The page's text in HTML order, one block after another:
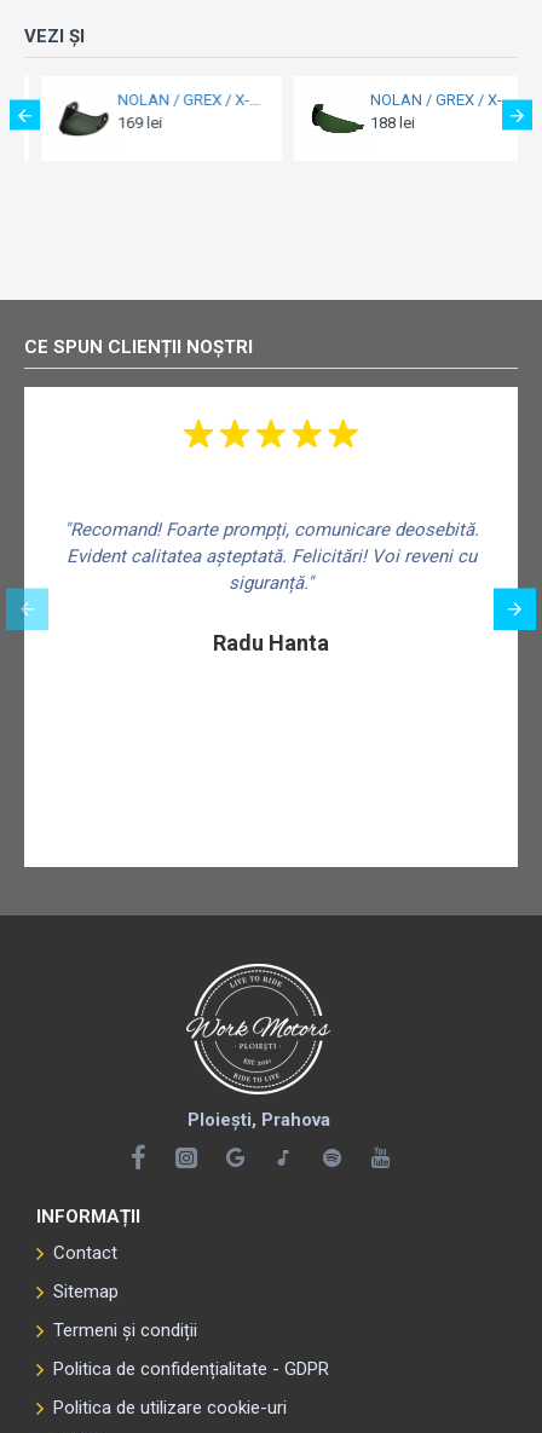
VEZI ȘI
NOLAN / GREX / X-LITE - Vizieră Dark GREEN - G10II/G10/RF1/J1000
169 lei
NOLAN / GREX / X-LITE - Ochelari de soare, VPS-10S XXS-XS-S-M-L Dark GREEN SR - FR - SMALL - N104/EVO/ABSOLUTE
188 lei
CE SPUN CLIENȚII NOȘTRI
"Recomand! Foarte prompți, comunicare deosebită.
Evident calitatea așteptată. Felicitări! Voi reveni cu
siguranță."
Radu Hanta
Ploiești, Prahova
INFORMAȚII
Contact
Sitemap
Termeni și condiții
Politica de confidențialitate - GDPR
Politica de utilizare cookie-uri